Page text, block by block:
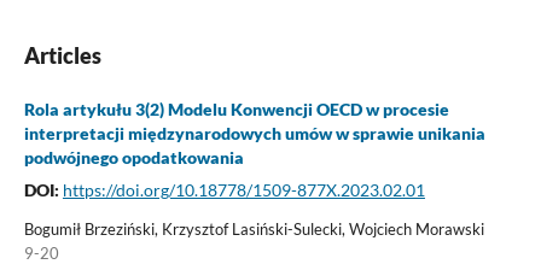
Articles
Rola artykułu 3(2) Modelu Konwencji OECD w procesie
interpretacji międzynarodowych umów w sprawie unikania
podwójnego opodatkowania
DOI: https://doi.org/10.18778/1509-877X.2023.02.01
Bogumił Brzeziński, Krzysztof Lasiński-Sulecki, Wojciech Morawski
9-20